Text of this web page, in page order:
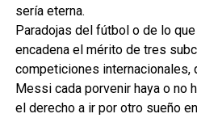
sería eterna.
Paradojas del fútbol o de lo
encadena el mérito de tres
competiciones internacionales,
Messi cada porvenir haya o no
el derecho a ir por otro sueño